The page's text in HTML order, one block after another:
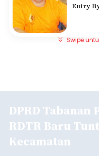
Entry
Swipe
DPRD Tabanan
RDTR Baru
Kecamatan